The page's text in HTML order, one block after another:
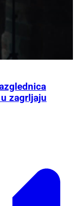
zagrljaju